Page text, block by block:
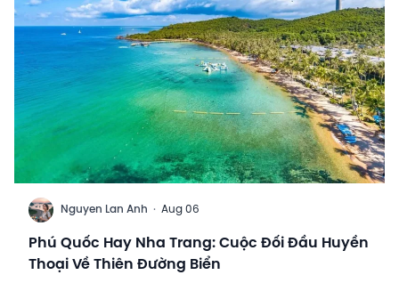
N Nguyen Lan Anh · Aug 06
Phú Quốc Hay Nha Trang: Cuộc Đối Đầu Huyền
Thoại Về Thiên Đường Biển